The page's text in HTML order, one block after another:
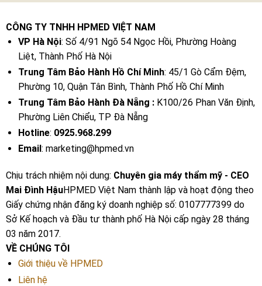
CÔNG TY TNHH HPMED VIỆT NAM
VP Hà Nội: Số 4/91 Ngõ 54 Ngọc Hồi, Phường Hoàng
Liệt, Thành Phố Hà Nội
Trung Tâm Bảo Hành Hồ Chí Minh: 45/1 Gò Cẩm Đệm,
Phường 10, Quận Tân Bình, Thành Phố Hồ Chí Minh
Trung Tâm Bảo Hành Đà Nẵng :K100/26 Phan Văn Định,
Phường Liên Chiểu, TP Đà Nẵng
Hotline: 0925.968.299
Email: marketing@hpmed.vn
Chịu trách nhiệm nội dung: Chuyên gia máy thẩm mỹ - CEO
Mai Đình HậuHPMED Việt Nam thành lập và hoạt động theo
Giấy chứng nhận đăng ký doanh nghiệp số: 0107777399 do
Sở Kế hoạch và Đầu tư thành phố Hà Nội cấp ngày 28 tháng
03 năm 2017.
VỀ CHÚNG TÔI
Giới thiệu về HPMED
Liên hệ